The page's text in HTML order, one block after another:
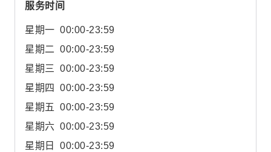
服务时间
星期一 00:00-23:59
星期二 00:00-23:59
星期三
00:00-23:59
星期四
00:00-23:59
星期五
00:00-23:59
星期六 00:00-23:59
星期日
00:00-23:59